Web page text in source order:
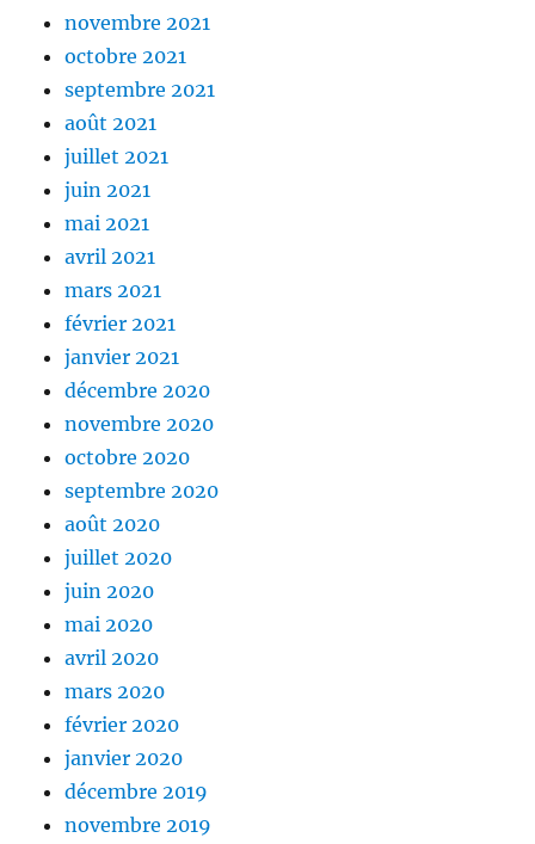
novembre 2021
octobre 2021
septembre 2021
août 2021
juillet 2021
juin 2021
mai 2021
avril 2021
mars 2021
février 2021
janvier 2021
décembre 2020
novembre 2020
octobre 2020
septembre 2020
août 2020
juillet 2020
juin 2020
mai 2020
avril 2020
mars 2020
février 2020
janvier 2020
décembre 2019
novembre 2019